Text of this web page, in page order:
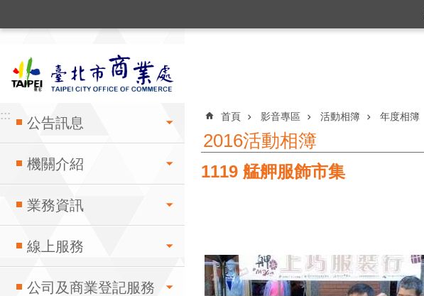
::: 公告訊息
機關介紹
業務資訊
線上服務
公司及商業登記服務
:::
首頁 影音專區 活動相簿 年度相簿
2016活動相簿
1119 艋舺服飾市集